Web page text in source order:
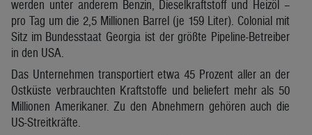
werden unter anderem Benzin, Dieselkraftstoff und Heizöl –
pro Tag um die 2,5 Millionen Barrel (je 159 Liter). Colonial mit
Sitz im Bundesstaat Georgia ist der größte Pipeline-Betreiber
in den USA.
Das Unternehmen transportiert etwa 45 Prozent aller an der
Ostküste verbrauchten Kraftstoffe und beliefert mehr als 50
Millionen Amerikaner. Zu den Abnehmern gehören auch die
US-Streitkräfte.